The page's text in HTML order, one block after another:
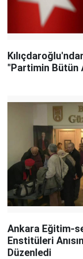
"Partimin Bütün
Ankara Eğitim-
Enstitüleri
Düzenledi